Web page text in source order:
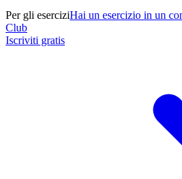
Per gli eserciziHai un esercizio in un
Club
Iscriviti gratis